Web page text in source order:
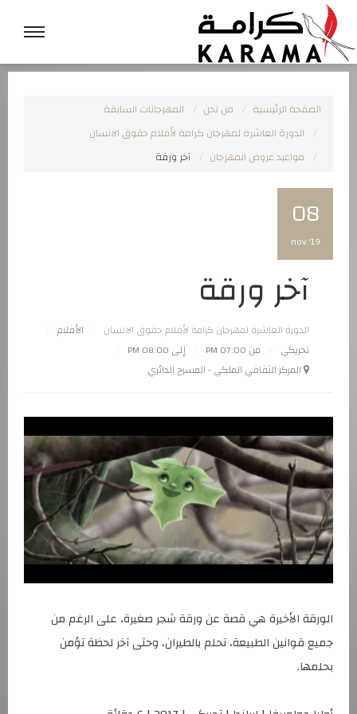
الصفحة الرئيسية من نحن
المهرجانات السابقة
الدورة العاشرة لمهرجان كرامة لأفلام حقوق الانسان
مواعيد عروض المهرجان
آخر ورقة
08
nov '19
آخر ورقة
الدورة العاشرة لمهرجان كرامة لأفلام حقوق الانسان
الأفلام
تحريكي
من 07:00 PM
إلى 08:00 PM
المركز الثقافي الملكي - المسرح الدائري
الورقة الأخيرة هي قصة عن ورقة شجر صغيرة، على الرغم من
جميع قوانين الطبيعة، تحلم بالطيران، وحتى آخر لحظة تؤمن
بحلمها.